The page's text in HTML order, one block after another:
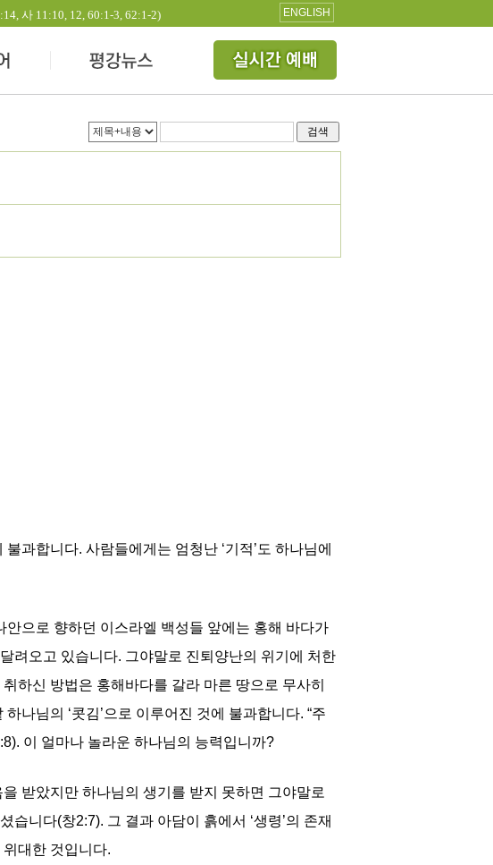
사 11:10, 12, 60:1-3, 62:1-2) ENGLISH
검색
과합니다. 사람들에게는 엄청난 ‘기적’도 하나님에
안으로 향하던 이스라엘 백성들 앞에는 홍해 바다가
려오고 있습니다. 그야말로 진퇴양난의 위기에 처한
하신 방법은 홍해바다를 갈라 마른 땅으로 무사히
나님의 ‘콧김’으로 이루어진 것에 불과합니다. “주
이 얼마나 놀라운 하나님의 능력입니까?
받았지만 하나님의 생기를 받지 못하면 그야말로
습니다(창2:7). 그 결과 아담이 흙에서 ‘생령’의 존재
대한 것입니다.